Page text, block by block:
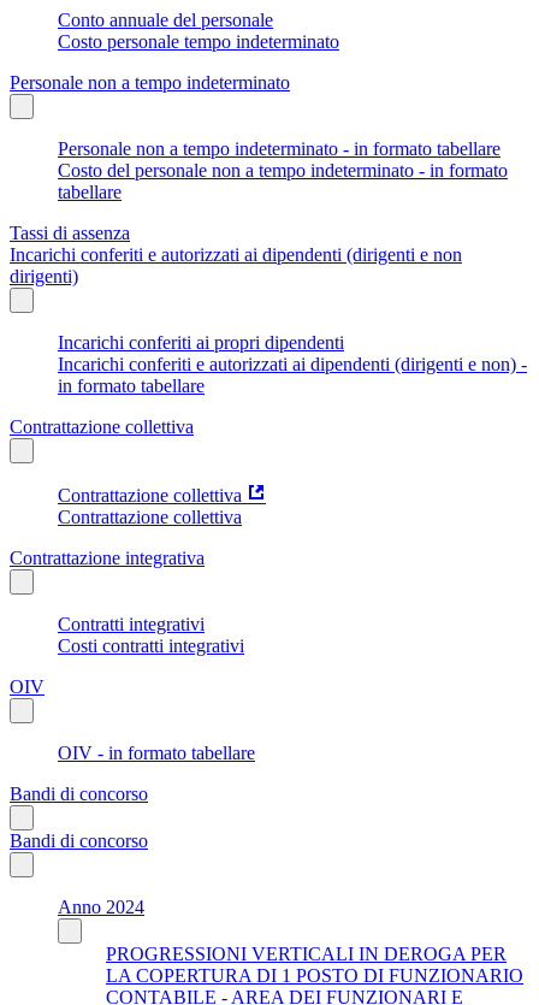
Conto annuale del personale
Costo personale tempo indeterminato
Personale non a tempo indeterminato
Personale non a tempo indeterminato - in formato tabellare
Costo del personale non a tempo indeterminato - in formato
tabellare
Tassi di assenza
Incarichi conferiti e autorizzati ai dipendenti (dirigenti e non
dirigenti)
Incarichi conferiti ai propri dipendenti
Incarichi conferiti e autorizzati ai dipendenti (dirigenti e non) -
in formato tabellare
Contrattazione collettiva
Contrattazione collettiva
Contrattazione collettiva
Contrattazione integrativa
Contratti integrativi
Costi contratti integrativi
OIV
OIV - in formato tabellare
Bandi di concorso
Bandi di concorso
Anno 2024
PROGRESSIONI VERTICALI IN DEROGA PER
LA COPERTURA DI 1 POSTO DI FUNZIONARIO
CONTABILE - AREA DEI FUNZIONARI E